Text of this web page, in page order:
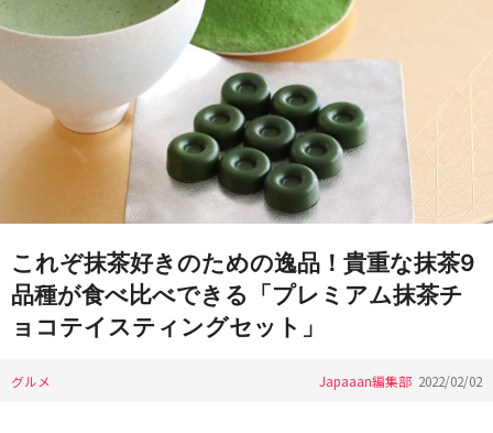
これぞ抹茶好きのための逸品！貴重な抹茶9
品種が食べ比べできる「プレミアム抹茶チ
ョコテイスティングセット」
グルメ Japaaan編集部 2022/02/02